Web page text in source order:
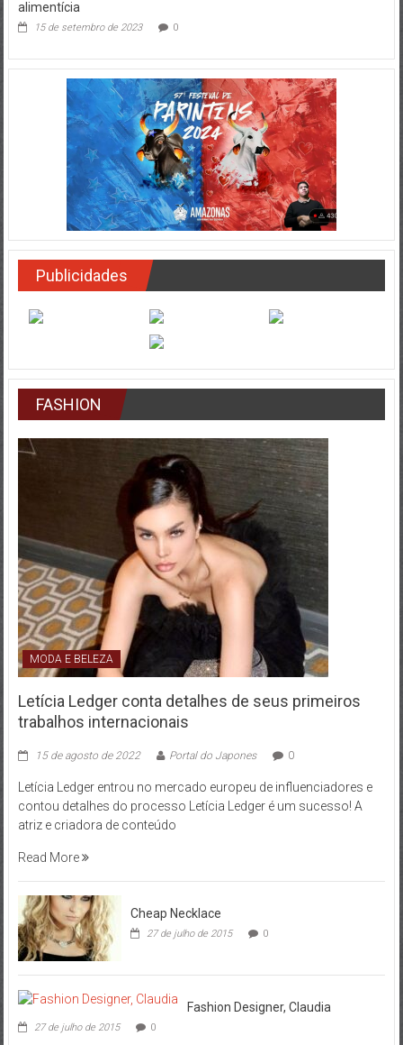
alimentícia
15 de setembro de 2023 0
Publicidades
FASHION
MODA E BELEZA
Letícia Ledger conta detalhes de seus primeiros
trabalhos internacionais
15 de agosto de 2022 Portal do Japones 0
Letícia Ledger entrou no mercado europeu de influenciadores e
contou detalhes do processo Letícia Ledger é um sucesso! A
atriz e criadora de conteúdo
Read More
Cheap Necklace
27 de julho de 2015 0
Fashion Designer, Claudia
27 de julho de 2015 0